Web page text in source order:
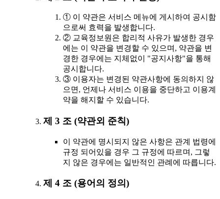
① 이 약관은 서비스 메뉴에 게시하여 공시함
으로써 효력을 발생합니다.
② 교육정보원은 합리적 사유가 발생한 경우
에는 이 약관을 변경할 수 있으며, 약관을 변
경한 경우에는 지체없이 "공지사항"을 통해
공시합니다.
③ 이용자는 변경된 약관사항에 동의하지 않
으면, 언제나 서비스 이용을 중단하고 이용계
약을 해지할 수 있습니다.
제 3 조 (약관외 준칙)
이 약관에 명시되지 않은 사항은 관계 법령에
규정 되어있을 경우 그 규정에 따르며, 그렇
지 않은 경우에는 일반적인 관례에 따릅니다.
제 4 조 (용어의 정의)